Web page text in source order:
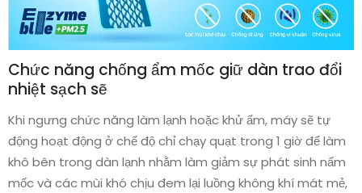
Chức năng chống ẩm mốc giữ dàn trao đổi
nhiệt sạch sẽ
Khi ngưng chức năng làm lạnh hoặc khử ẩm, máy sẽ tự
động hoạt động ở chế độ chỉ chạy quạt trong 1 giờ để làm
khô bên trong dàn lạnh nhằm làm giảm sự phát sinh nấm
mốc và các mùi khó chịu đem lại luồng không khí mát mẻ,